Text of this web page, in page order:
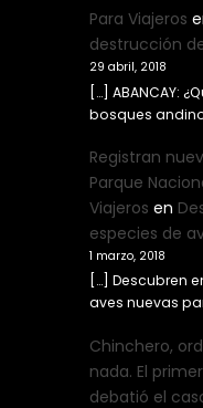
Para Viajeros
destrucción
29 abril, 2018
[…] ABANCAY:
bosques
Registran
Parque
Viajeros en
especies de
1 marzo, 2018
[…] Descubren
aves nuevas
Chinchero,
nada. El
debatió el